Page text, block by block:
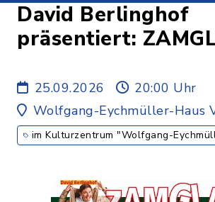
David Berlinghof
präsentiert:
Angela Ascher und
Pongratz
25.09.2026
20:00 Uhr
Wolfgang-Eychmüller-Haus
im Kulturzentrum "Wolfgang-